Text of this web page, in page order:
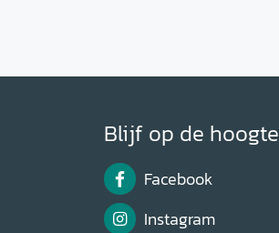
Blijf op de hoogte
Facebook
Instagram